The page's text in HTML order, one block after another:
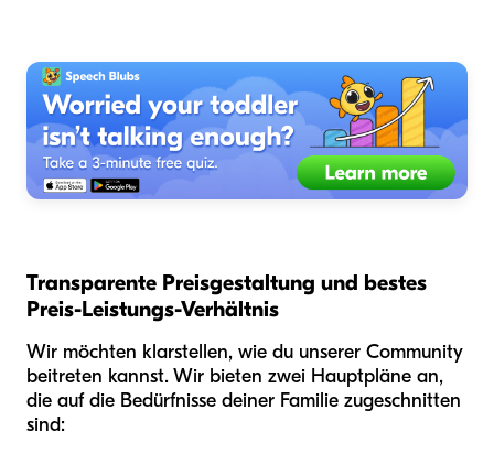
Transparente Preisgestaltung und bestes
Preis-Leistungs-Verhältnis
Wir möchten klarstellen, wie du unserer Community
beitreten kannst. Wir bieten zwei Hauptpläne an,
die auf die Bedürfnisse deiner Familie zugeschnitten
sind: